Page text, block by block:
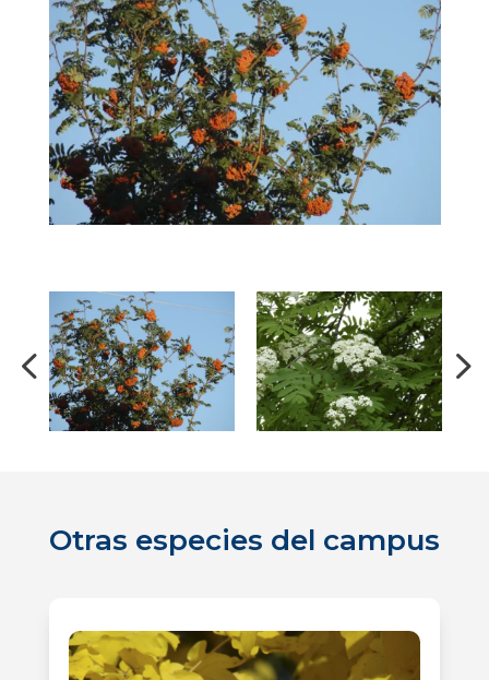
Otras especies del campus